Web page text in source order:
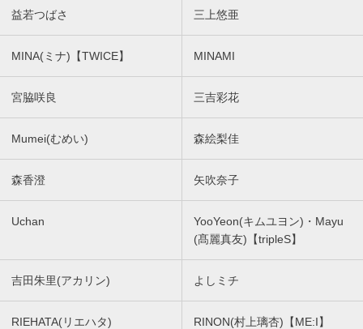
益若つばさ 三上悠亜
MINA(ミナ)【TWICE】 MINAMI
宮脇咲良 三吉彩花
Mumei(むめい) 森絵梨佳
森香澄 矢吹奈子
Uchan
YooYeon(キムユヨン)・Mayu
(髙麗真友)【tripleS】
吉田朱里(アカリン) よしミチ
RIEHATA(リエハタ) RINON(村上璃杏)【ME:I】